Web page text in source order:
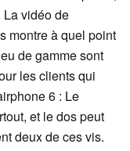
La vidéo de
montre à quel point
de gamme sont
les clients qui
6 : Le
et le dos peut
deux de ces vis.